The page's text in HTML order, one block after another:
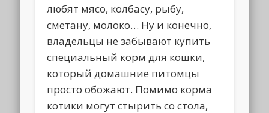
любят мясо, колбасу, рыбу,
сметану, молоко… Ну и конечно,
владельцы не забывают купить
специальный корм для кошки,
который домашние питомцы
просто обожают. Помимо корма
котики могут стырить со стола,